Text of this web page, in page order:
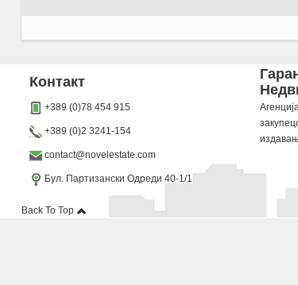
Dokolku barate stan, kuka, deloven prostor ova e vistinskoto mesto da ja
Контакт
+389 (0)78 454 915
+389 (0)2 3241-154
contact@novelestate.com
Бул. Партизански Одреди 40-1/1
Back To Top